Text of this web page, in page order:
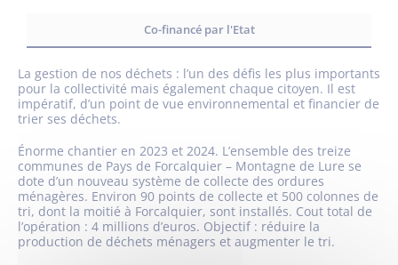
Co-financé par l'Etat
La gestion de nos déchets : l’un des défis les plus importants
pour la collectivité mais également chaque citoyen. Il est
impératif, d’un point de vue environnemental et financier de
trier ses déchets.
Énorme chantier en 2023 et 2024. L’ensemble des treize
communes de Pays de Forcalquier – Montagne de Lure se
dote d’un nouveau système de collecte des ordures
ménagères. Environ 90 points de collecte et 500 colonnes de
tri, dont la moitié à Forcalquier, sont installés. Cout total de
l’opération : 4 millions d’euros. Objectif : réduire la
production de déchets ménagers et augmenter le tri.
Publications